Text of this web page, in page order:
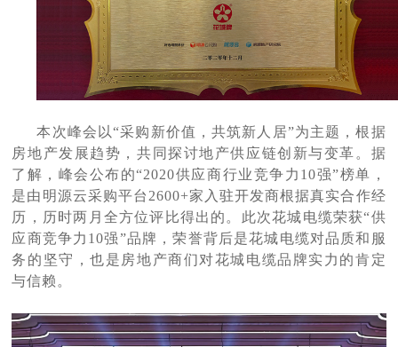
本次峰会以“采购新价值，共筑新人居”为主题，根据
房地产发展趋势，共同探讨地产供应链创新与变革。据
了解，峰会公布的“2020供应商行业竞争力10强”榜单，
是由明源云采购平台2600+家入驻开发商根据真实合作经
历，历时两月全方位评比得出的。此次花城电缆荣获“供
应商竞争力10强”品牌，荣誉背后是花城电缆对品质和服
务的坚守，也是房地产商们对花城电缆品牌实力的肯定
与信赖。